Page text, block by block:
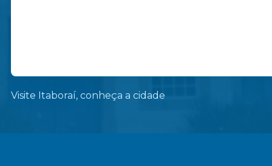
Visite Itaboraí, conheça a cidade